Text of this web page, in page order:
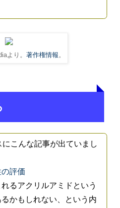
より。 著作権情報 。
こんな記事が出ていまし
評価
るアクリルアミドという
かもしれない、という内